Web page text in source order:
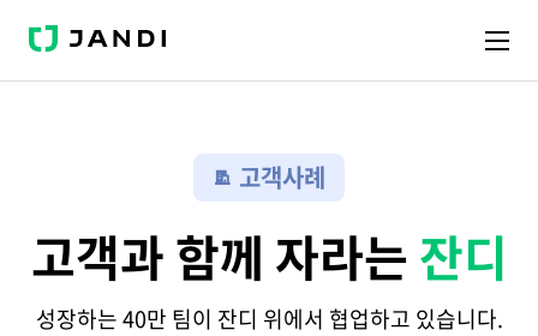
J
N
고객사례
고객과 함께 자라는 잔디
성장하는 40만 팀이 잔디 위에서 협업하고 있습니다.